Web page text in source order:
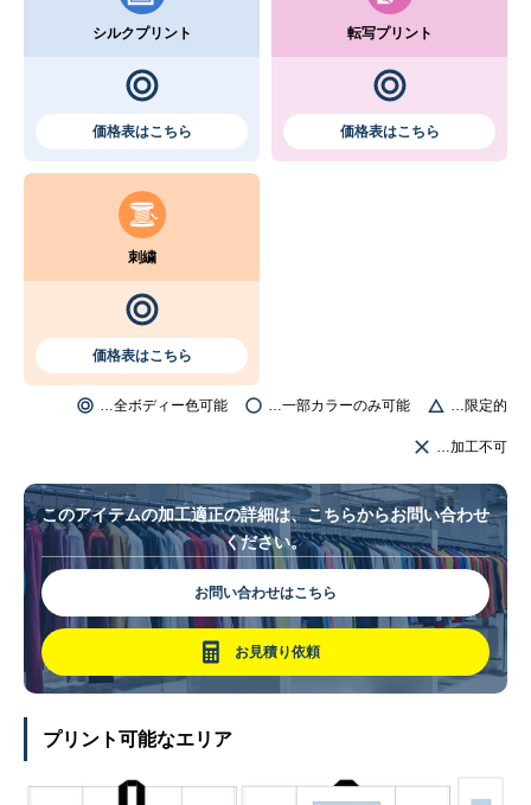
シルクプリント
価格表はこちら
転写プリント
価格表はこちら
刺繍
価格表はこちら
…全ボディー色可能 …一部カラーのみ可能 …限定的
…加工不可
このアイテムの加工適正の詳細は、こちらからお問い合わせ
ください。
お問い合わせはこちら
お見積り依頼
プリント可能なエリア